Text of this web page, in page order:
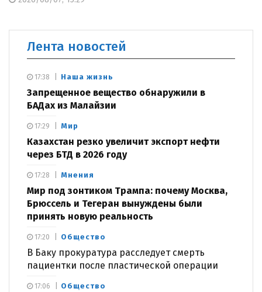
Лента новостей
Наша жизнь
Запрещенное вещество обнаружили в
БАДах из Малайзии
17:38
Мир
Казахстан резко увеличит экспорт нефти
через БТД в 2026 году
17:29
Мнения
Мир под зонтиком Трампа: почему Москва,
Брюссель и Тегеран вынуждены были
принять новую реальность
17:28
Общество
В Баку прокуратура расследует смерть
пациентки после пластической операции
17:20
Общество
17:06